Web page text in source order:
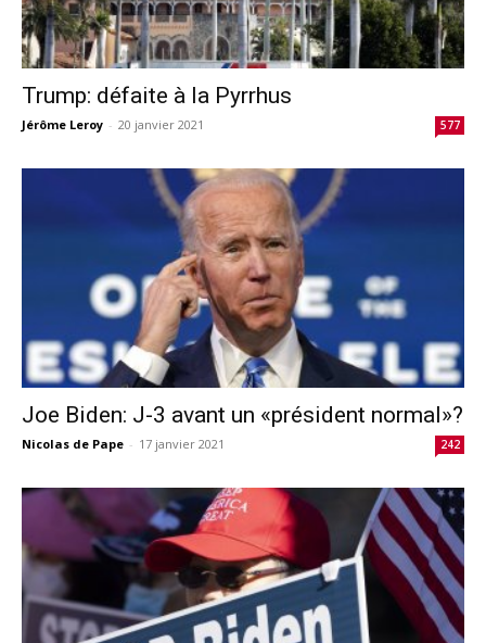
Trump: défaite à la Pyrrhus
Jérôme Leroy - 20 janvier 2021 577
Joe Biden: J-3 avant un «président normal»?
Nicolas de Pape - 17 janvier 2021 242